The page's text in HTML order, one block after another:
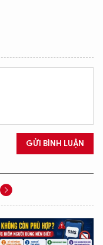
GỬI BÌNH LUẬN